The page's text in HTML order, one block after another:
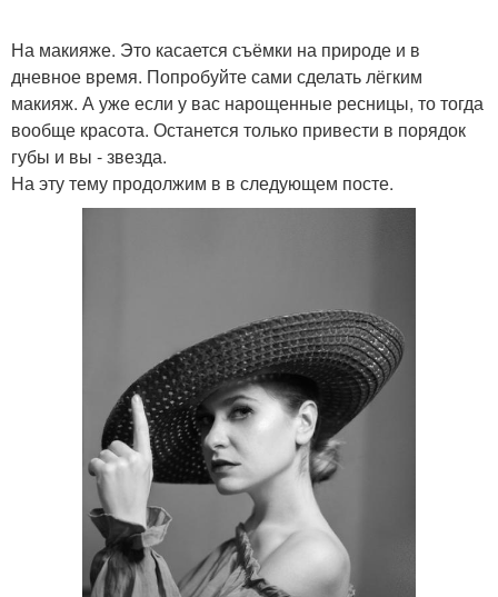
На макияже. Это касается съёмки на природе и в
дневное время. Попробуйте сами сделать лёгким
макияж. А уже если у вас нарощенные ресницы, то тогда
вообще красота. Останется только привести в порядок
губы и вы - звезда.
На эту тему продолжим в в следующем посте.